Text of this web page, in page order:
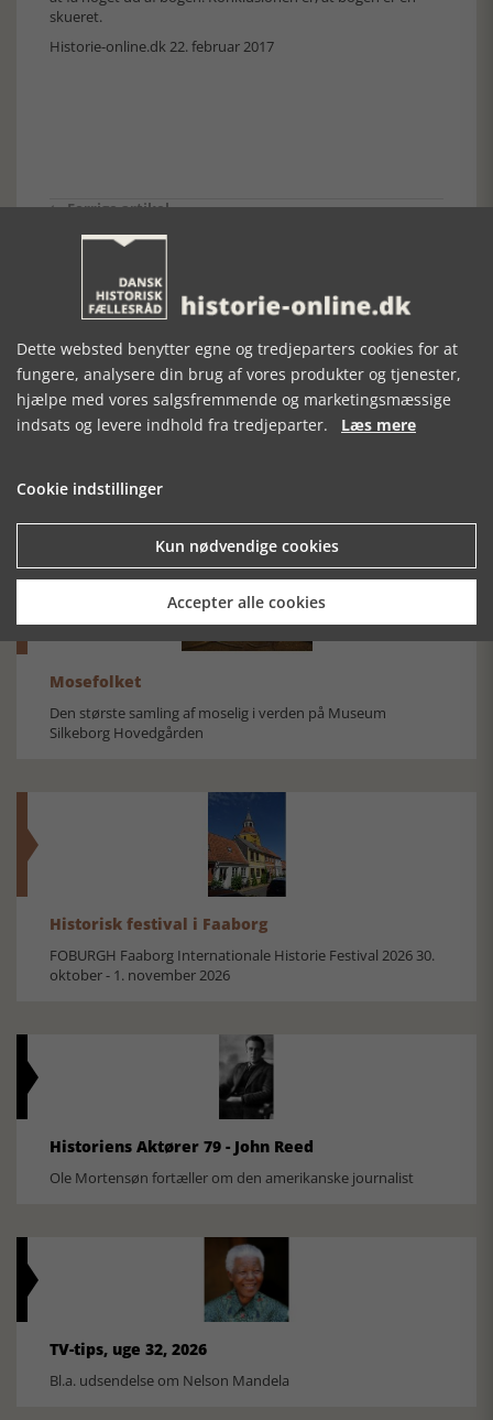
skueret.
Historie-online.dk 22. februar 2017
Forrige artikel
SE RELATEREDE ARTIKLER
MALEREN ANNASVENN ESKE
LIGE I ØJET - 40
Mosefolket
Den største samling af moselig i verden på Museum
Silkeborg Hovedgården
Historisk festival i Faaborg
FOBURGH Faaborg Internationale Historie Festival 2026 30.
oktober - 1. november 2026
Historiens Aktører 79 - John Reed
Ole Mortensøn fortæller om den amerikanske journalist
TV-tips, uge 32, 2026
Bl.a. udsendelse om Nelson Mandela
Dette websted benytter egne og tredjeparters cookies for at
fungere, analysere din brug af vores produkter og tjenester,
hjælpe med vores salgsfremmende og marketingsmæssige
indsats og levere indhold fra tredjeparter. Læs mere
Cookie indstillinger
Kun nødvendige cookies
Accepter alle cookies